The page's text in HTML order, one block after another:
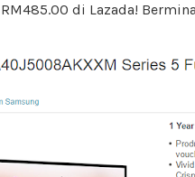
di Lazada!